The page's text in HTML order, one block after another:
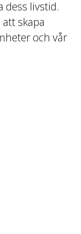
dess livstid.
skapa
och vår